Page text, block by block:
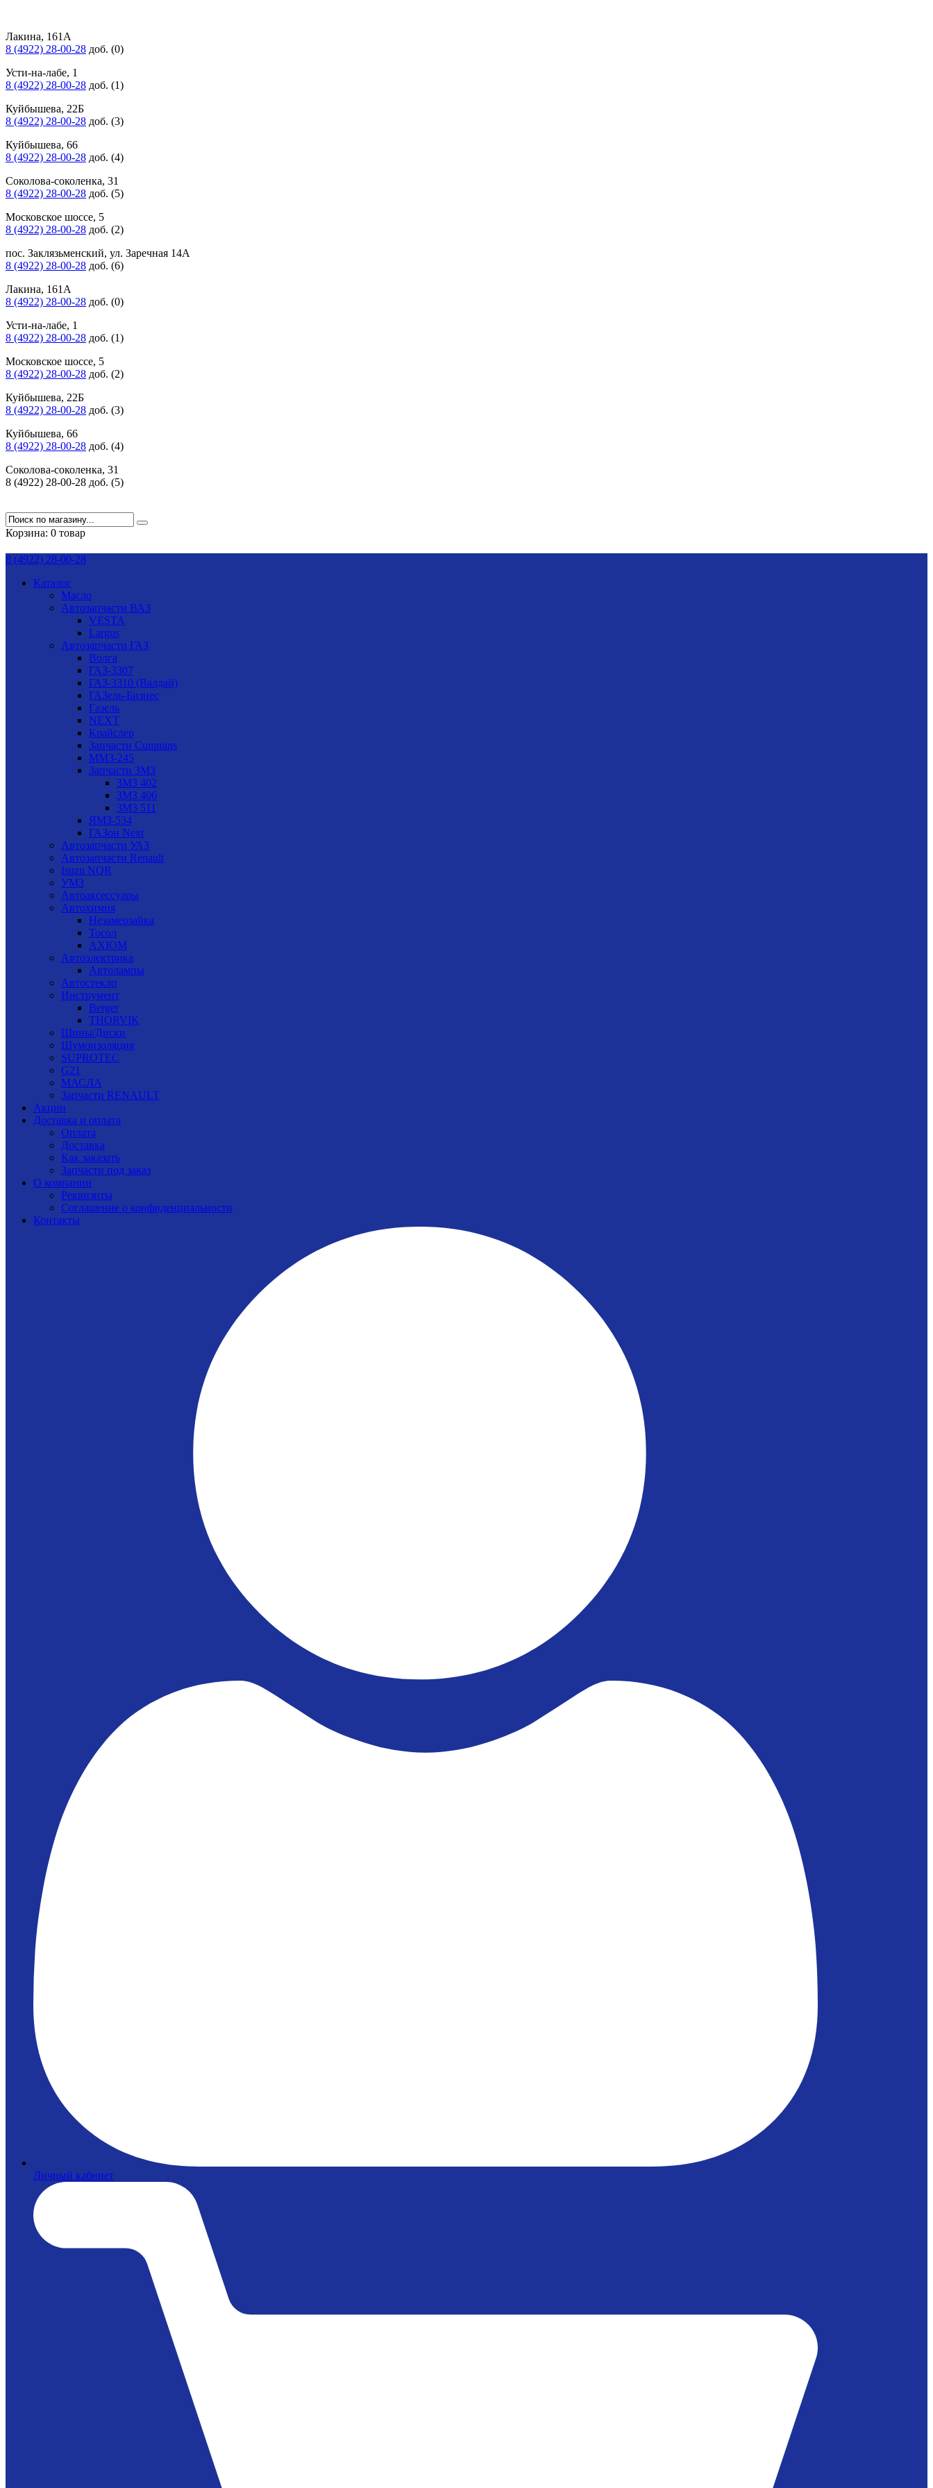
Лакина, 161А
8 (4922) 28-00-28 доб. (0)
Усти-на-лабе, 1
8 (4922) 28-00-28 доб. (1)
Куйбышева, 22Б
8 (4922) 28-00-28 доб. (3)
Куйбышева, 66
8 (4922) 28-00-28 доб. (4)
Соколова-соколенка, 31
8 (4922) 28-00-28 доб. (5)
Московское шоссе, 5
8 (4922) 28-00-28 доб. (2)
пос. Заклязьменский, ул. Заречная 14А
8 (4922) 28-00-28 доб. (6)
Лакина, 161А
8 (4922) 28-00-28 доб. (0)
Усти-на-лабе, 1
8 (4922) 28-00-28 доб. (1)
Московское шоссе, 5
8 (4922) 28-00-28 доб. (2)
Куйбышева, 22Б
8 (4922) 28-00-28 доб. (3)
Куйбышева, 66
8 (4922) 28-00-28 доб. (4)
Соколова-соколенка, 31
8 (4922) 28-00-28 доб. (5)
Корзина: 0 товар
8 (4922) 28-00-28
Каталог
Масло
Автозапчасти ВАЗ
VESTA
Largus
Автозапчасти ГАЗ
Волга
ГАЗ-3307
ГАЗ-3310 (Валдай)
ГАЗель-Бизнес
Газель
NEXT
Крайслер
Запчасти Cummins
ММЗ-245
Запчасти ЗМЗ
ЗМЗ 402
ЗМЗ 406
ЗМЗ 511
ЯМЗ-534
ГАЗон Next
Автозапчасти УАЗ
Автозапчасти Renault
Isuzu NQR
УМЗ
Автоаксессуары
Автохимия
Незамерзайка
Тосол
AXIOM
Автоэлектрика
Автолампы
Автостекло
Инструмент
Berger
THORVIK
Шины/Диски
Шумоизоляция
SUPROTEC
G21
МАСЛА
Запчасти RENAULT
Акции
Доставка и оплата
Оплата
Доставка
Как заказать
Запчасти под заказ
О компании
Реквизиты
Соглашение о конфиденциальности
Контакты
Личный кабинет